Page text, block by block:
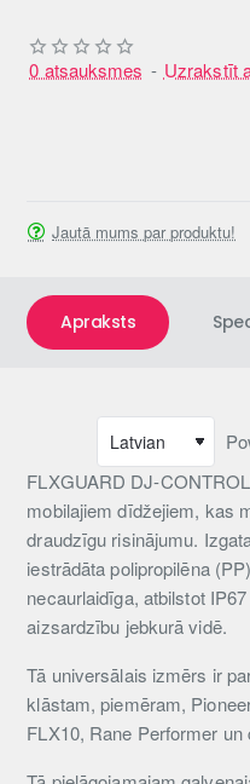
0 atsauksmes - Uzrakstīt
Jautā mums par produktu!
Apraksts
FLXGUARD DJ-
mobilajiem dīdžejiem, kas
draudzīgu risinājumu.
iestrādāta polipropilēna
necaurlaidīga, atbilstot
aizsardzību jebkurā vidē.
Tā universālais izmērs ir
klāstam, piemēram,
FLX10, Rane Performer un